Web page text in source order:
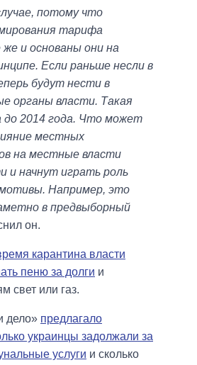
потому что
тарифа
и основаны они на
Если раньше несли в
будут нести в
органы власти. Такая
до 2014 года. Что может
местных
на местные власти
и начнут играть роль
Например, это
в предвыборный
он.
карантина власти
пеню за долги и
свет или газ.
дело» предлагало
украинцы задолжали за
услуги и сколько